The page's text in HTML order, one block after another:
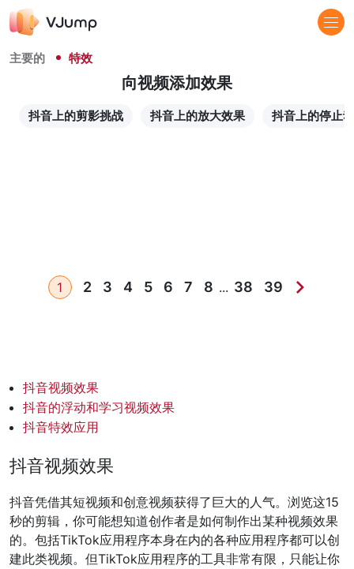
主要的 特效
向视频添加效果
抖音上的剪影挑战 抖音上的放大效果 抖音上的停止
1 2 3 4 5 6 7 8 ... 38 39
抖音视频效果
抖音的浮动和学习视频效果
抖音特效应用
抖音视频效果
抖音凭借其短视频和创意视频获得了巨大的人气。浏览这15
秒的剪辑，你可能想知道创作者是如何制作出某种视频效果
的。包括TikTok应用程序本身在内的各种应用程序都可以创
建此类视频。但TikTok应用程序的工具非常有限，只能让你